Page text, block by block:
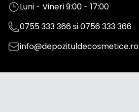
Luni - Vineri 9:00 - 17:00
0755 333 366si0756 333 366
info@depozituldecosmetice.ro